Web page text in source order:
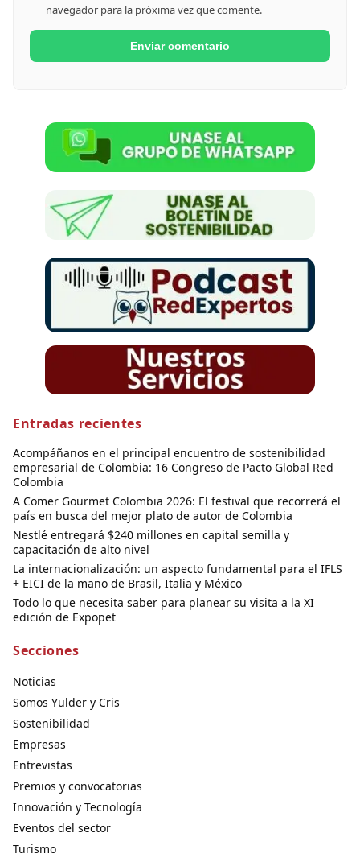
navegador para la próxima vez que comente.
Entradas recientes
Acompáñanos en el principal encuentro de sostenibilidad
empresarial de Colombia: 16 Congreso de Pacto Global Red
Colombia
A Comer Gourmet Colombia 2026: El festival que recorrerá el
país en busca del mejor plato de autor de Colombia
Nestlé entregará $240 millones en capital semilla y
capacitación de alto nivel
La internacionalización: un aspecto fundamental para el IFLS
+ EICI de la mano de Brasil, Italia y México
Todo lo que necesita saber para planear su visita a la XI
edición de Expopet
Secciones
Noticias
Somos Yulder y Cris
Sostenibilidad
Empresas
Entrevistas
Premios y convocatorias
Innovación y Tecnología
Eventos del sector
Turismo